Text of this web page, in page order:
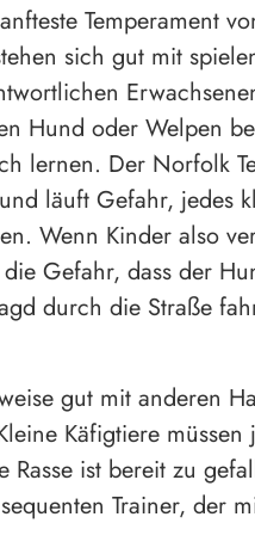
Temperament
sich gut mit
Hund oder Welpen
lernen. Der Norfolk
läuft Gefahr, jedes
Wenn Kinder also
Gefahr, dass der
durch die Straße
gut mit anderen
Käfigtiere müssen
Rasse ist bereit zu
Trainer, der